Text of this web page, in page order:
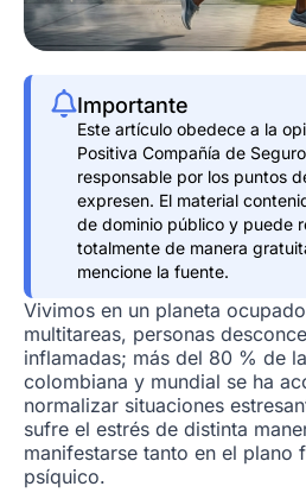
Importante
Este artículo obedece a la
Positiva Compañía de
responsable por los puntos
expresen. El material
de dominio público y puede
totalmente de manera
mencione la fuente.
Vivimos en un planeta
multitareas, personas
inflamadas; más del 80 % de
colombiana y mundial se ha
normalizar situaciones
sufre el estrés de distinta
manifestarse tanto en el plano
psíquico.